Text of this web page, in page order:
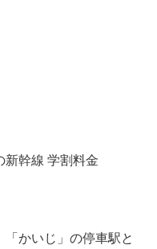
新幹線 学割料金
「かいじ」の停車駅と